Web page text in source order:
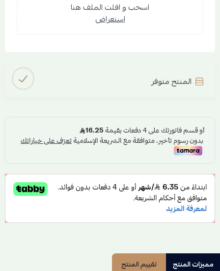
اسحب و افلت الملف هنا
استعراض
المنتج متوفر
مميزات المنتج تقييم المنتج